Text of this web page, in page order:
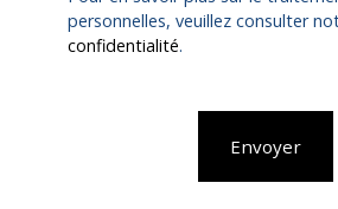
personnelles, veuillez consulter
confidentialité.
Envoyer